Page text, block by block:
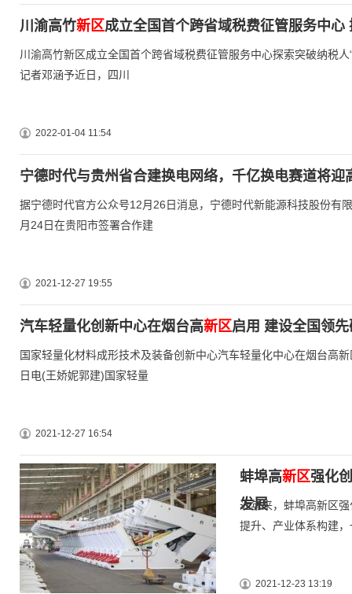
川渝高竹新区成立全国首个跨省域税费征管服务中心
川渝高竹新区成立全国首个跨省域税费征管服务中心探索突破纳税
记者邓涵予近日，四川
2022-01-04 11:54
宁德时代与贵州省合建换电网络，千亿换电赛道将迎
据宁德时代官方公众号12月26日消息，宁德时代新能源科技股份有
月24日在贵阳市签署合作建
2021-12-27 19:55
汽车轻量化创新中心在烟台高新区启用 建设全国领
国家轻量化材料成形技术及装备创新中心汽车轻量化中心在烟台
日电(王娇妮郭建)国家轻量
2021-12-27 16:54
蚌埠高新区强化
发展
近年来，蚌埠高新区
提升、产业体系构建
2021-12-23 13:19